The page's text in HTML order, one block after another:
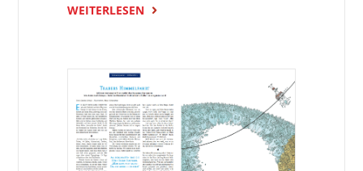
WEITERLESEN